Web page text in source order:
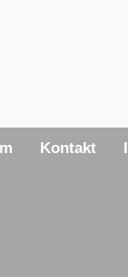
Kontakt